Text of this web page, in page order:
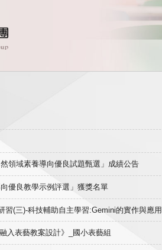
領域素養導向優良試題甄選」成績公告
優良教學示例評選」獲獎名單
習(三)-科技輔助自主學習:Gemini的實作與應用
入表藝教案設計》_國小表藝組